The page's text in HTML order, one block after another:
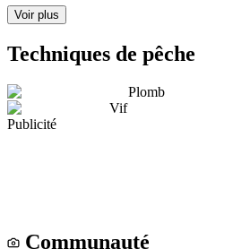
Voir plus
Techniques de pêche
Plomb
Vif
Publicité
Communauté